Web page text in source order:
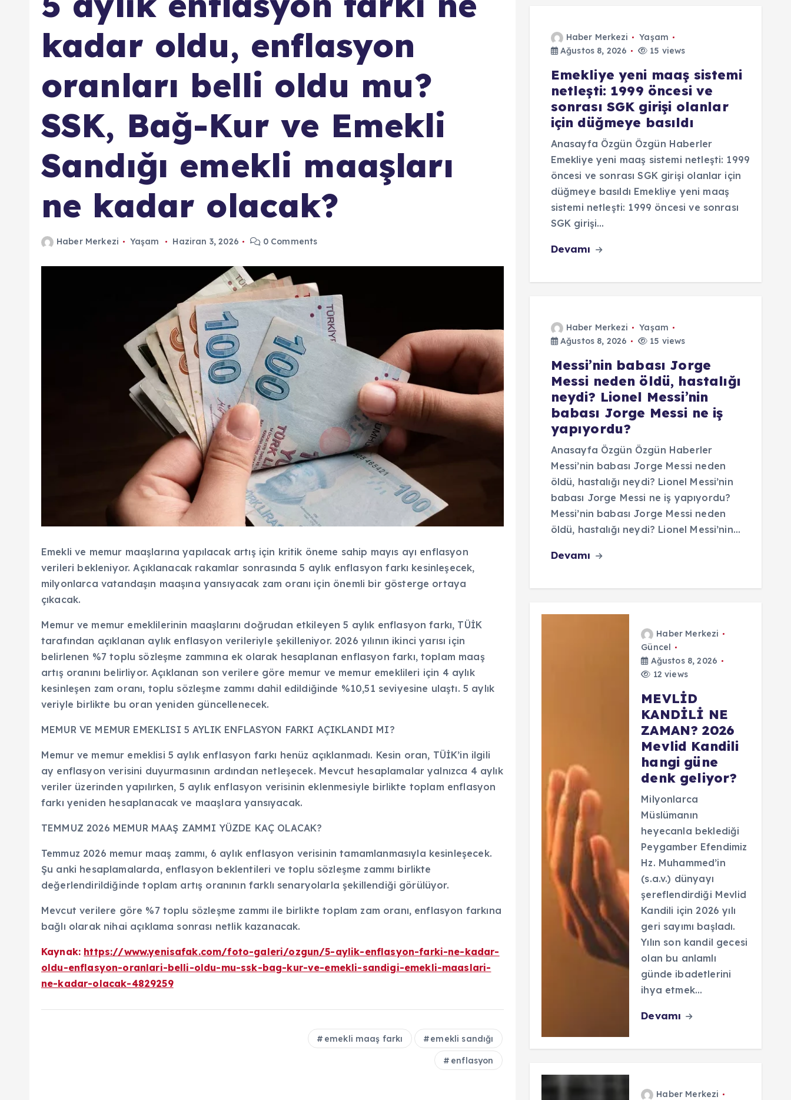
kadar oldu, enflasyon
oranları belli oldu mu?
SSK, Bağ-Kur ve Emekli
Sandığı emekli maaşları
ne kadar olacak?
Haber Merkezi Yaşam Haziran 3, 2026 0 Comments
Emekli ve memur maaşlarına yapılacak artış için kritik öneme sahip mayıs ayı enflasyon
verileri bekleniyor. Açıklanacak rakamlar sonrasında 5 aylık enflasyon farkı kesinleşecek,
milyonlarca vatandaşın maaşına yansıyacak zam oranı için önemli bir gösterge ortaya
çıkacak.
Memur ve memur emeklilerinin maaşlarını doğrudan etkileyen 5 aylık enflasyon farkı, TÜİK
tarafından açıklanan aylık enflasyon verileriyle şekilleniyor. 2026 yılının ikinci yarısı için
belirlenen %7 toplu sözleşme zammına ek olarak hesaplanan enflasyon farkı, toplam maaş
artış oranını belirliyor. Açıklanan son verilere göre memur ve memur emeklileri için 4 aylık
kesinleşen zam oranı, toplu sözleşme zammı dahil edildiğinde %10,51 seviyesine ulaştı. 5 aylık
veriyle birlikte bu oran yeniden güncellenecek.
MEMUR VE MEMUR EMEKLISI 5 AYLIK ENFLASYON FARKI AÇIKLANDI MI?
Memur ve memur emeklisi 5 aylık enflasyon farkı henüz açıklanmadı. Kesin oran, TÜİK’in ilgili
ay enflasyon verisini duyurmasının ardından netleşecek. Mevcut hesaplamalar yalnızca 4 aylık
veriler üzerinden yapılırken, 5 aylık enflasyon verisinin eklenmesiyle birlikte toplam enflasyon
farkı yeniden hesaplanacak ve maaşlara yansıyacak.
TEMMUZ 2026 MEMUR MAAŞ ZAMMI YÜZDE KAÇ OLACAK?
Temmuz 2026 memur maaş zammı, 6 aylık enflasyon verisinin tamamlanmasıyla kesinleşecek.
Şu anki hesaplamalarda, enflasyon beklentileri ve toplu sözleşme zammı birlikte
değerlendirildiğinde toplam artış oranının farklı senaryolarla şekillendiği görülüyor.
Mevcut verilere göre %7 toplu sözleşme zammı ile birlikte toplam zam oranı, enflasyon farkına
bağlı olarak nihai açıklama sonrası netlik kazanacak.
Kaynak: https://www.yenisafak.com/foto-galeri/ozgun/5-aylik-enflasyon-farki-ne-kadar-
oldu-enflasyon-oranlari-belli-oldu-mu-ssk-bag-kur-ve-emekli-sandigi-emekli-maaslari-
ne-kadar-olacak-4829259
emekli maaş farkı emekli sandığı
enflasyon
Haber Merkezi
Yaşam
Ağustos 8, 2026
15 views
Emekliye yeni maaş sistemi
netleşti: 1999 öncesi ve
sonrası SGK girişi olanlar
için düğmeye basıldı
Anasayfa Özgün Özgün Haberler
Emekliye yeni maaş sistemi netleşti: 1999
öncesi ve sonrası SGK girişi olanlar için
düğmeye basıldı Emekliye yeni maaş
sistemi netleşti: 1999 öncesi ve sonrası
SGK girişi…
Devamı
Haber Merkezi
Yaşam
Ağustos 8, 2026
15 views
Messi’nin babası Jorge
Messi neden öldü, hastalığı
neydi? Lionel Messi’nin
babası Jorge Messi ne iş
yapıyordu?
Anasayfa Özgün Özgün Haberler
Messi’nin babası Jorge Messi neden
öldü, hastalığı neydi? Lionel Messi’nin
babası Jorge Messi ne iş yapıyordu?
Messi’nin babası Jorge Messi neden
öldü, hastalığı neydi? Lionel Messi’nin…
Devamı
Haber Merkezi
Güncel
Ağustos 8, 2026
12 views
MEVLİD
KANDİLİ NE
ZAMAN? 2026
Mevlid Kandili
hangi güne
denk geliyor?
Milyonlarca
Müslümanın
heyecanla beklediği
Peygamber Efendimiz
Hz. Muhammed’in
(s.a.v.) dünyayı
şereflendirdiği Mevlid
Kandili için 2026 yılı
geri sayımı başladı.
Yılın son kandil gecesi
olan bu anlamlı
günde ibadetlerini
ihya etmek…
Devamı
Haber Merkezi